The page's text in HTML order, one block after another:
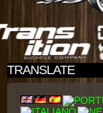
TRANSLATE